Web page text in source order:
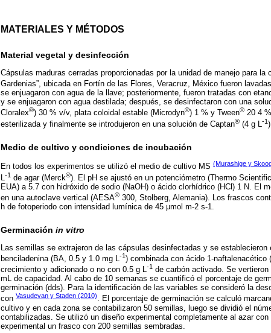
MATERIALES Y MÉTODOS
Material vegetal y desinfección
Cápsulas maduras cerradas proporcionadas por la unidad de manejo para
Gardenias”, ubicada en Fortín de las Flores, Veracruz, México fueron
se enjuagaron con agua de la llave; posteriormente, fueron tratadas con
y se enjuagaron con agua destilada; después, se desinfectaron con una
Cloralex®) 30 % v/v, plata coloidal estable (Microdyn®) 1 % y Tween® 20 4
esterilizada y finalmente se introdujeron en una solución de Captan® (4 g L-1
Medio de cultivo y condiciones de incubación
En todos los experimentos se utilizó el medio de cultivo MS (Murashige y
L-1 de agar (Merck®). El pH se ajustó en un potenciómetro (Thermo Scientific
EUA) a 5.7 con hidróxido de sodio (NaOH) o ácido clorhídrico (HCl) 1 N. El
en una autoclave vertical (AESA® 300, Stolberg, Alemania). Los frascos
h de fotoperiodo con intensidad lumínica de 45 μmol m-2 s-1.
Germinación in vitro
Las semillas se extrajeron de las cápsulas desinfectadas y se
benciladenina (BA, 0.5 y 1.0 mg L
-1) combinada con ácido 1-naftalenacético
crecimiento y adicionado o no con 0.5 g L-1 de carbón activado. Se
mL de capacidad. Al cabo de 10 semanas se cuantificó el porcentaje de
germinación (dds). Para la identificación de las variables se consideró la
con Vasudevan y Staden (2010). El porcentaje de germinación se calculó
cultivo y en cada zona se contabilizaron 50 semillas, luego se dividió el
contabilizadas. Se utilizó un diseño experimental completamente al azar
experimental un frasco con 200 semillas sembradas.